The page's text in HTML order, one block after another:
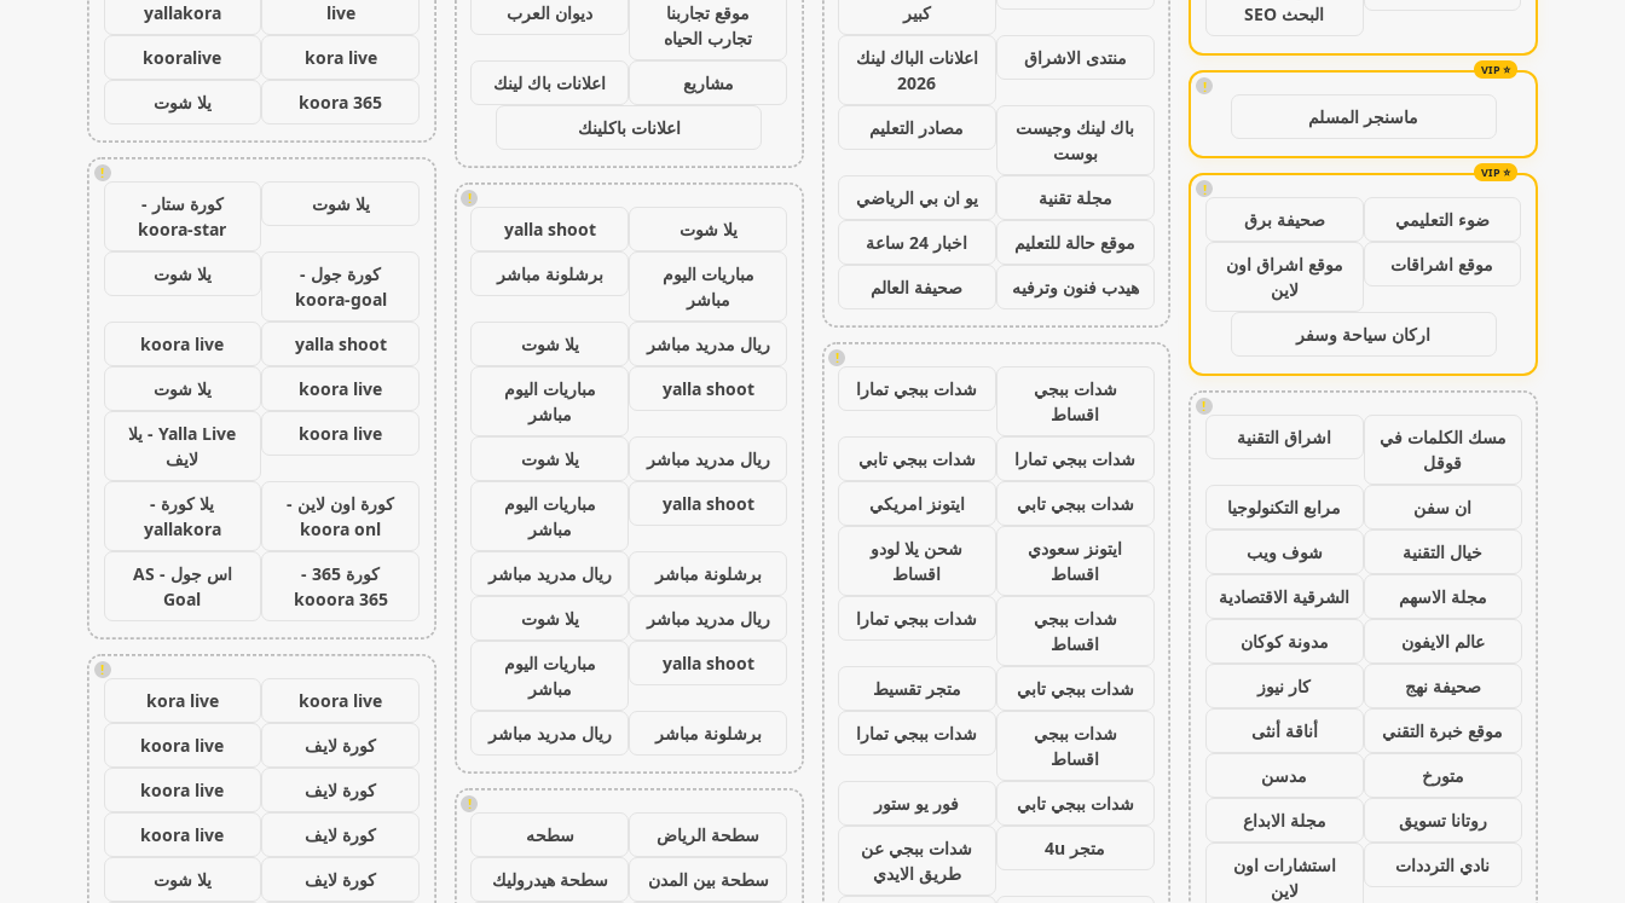
البحث SEO
!
ماسنجر المسلم
!
ضوء التعليمي
صحيفة برق
موقع اشراقات
موقع اشراق اون
لاين
اركان سياحة وسفر
!
مسك الكلمات في
قوقل
اشراق التقنية
ان سفن
مرابع التكنولوجيا
خيال التقنية
شوف ويب
مجلة الاسهم
الشرقية الاقتصادية
عالم الايفون
مدونة كوكان
صحيفة نهج
كار نيوز
موقع خبرة التقني
أناقة أنثى
متورخ
مدسن
روتانا تسويق
مجلة الابداع
نادي الترددات
استشارات اون
لاين
كبير
منتدى الاشراق
اعلانات الباك لينك
2026
باك لينك وجيست
بوست
مصادر التعليم
مجلة تقنية
يو ان بي الرياضي
موقع حالة للتعليم
اخبار 24 ساعة
هيدب فنون وترفيه
صحيفة العالم
!
شدات ببجي
اقساط
شدات ببجي تمارا
شدات ببجي تمارا
شدات ببجي تابي
شدات ببجي تابي
ايتونز امريكي
ايتونز سعودي
اقساط
شحن يلا لودو
اقساط
شدات ببجي
اقساط
شدات ببجي تمارا
شدات ببجي تابي
متجر تقسيط
شدات ببجي
اقساط
شدات ببجي تمارا
شدات ببجي تابي
فور يو ستور
متجر 4u
شدات ببجي عن
طريق الايدي
موقع تجاربنا
تجارب الحياه
ديوان العرب
مشاريع
اعلانات باك لينك
اعلانات باكلينك
!
يلا شوت
yalla shoot
مباريات اليوم
مباشر
برشلونة مباشر
ريال مدريد مباشر
يلا شوت
yalla shoot
مباريات اليوم
مباشر
ريال مدريد مباشر
يلا شوت
yalla shoot
مباريات اليوم
مباشر
برشلونة مباشر
ريال مدريد مباشر
ريال مدريد مباشر
يلا شوت
yalla shoot
مباريات اليوم
مباشر
برشلونة مباشر
ريال مدريد مباشر
!
سطحة الرياض
سطحه
سطحة بين المدن
سطحة هيدروليك
live
yallakora
kora live
kooralive
koora 365
يلا شوت
!
يلا شوت
كورة ستار -
koora-star
كورة جول -
koora-goal
يلا شوت
yalla shoot
koora live
koora live
يلا شوت
koora live
Yalla Live - يلا
لايف
كورة اون لاين -
koora onl
يلا كورة -
yallakora
كورة 365 -
kooora 365
اس جول - AS
Goal
!
koora live
kora live
كورة لايف
koora live
كورة لايف
koora live
كورة لايف
koora live
كورة لايف
يلا شوت